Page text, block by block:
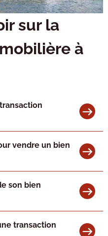
sur la
à
vendre un bien
son bien
transaction